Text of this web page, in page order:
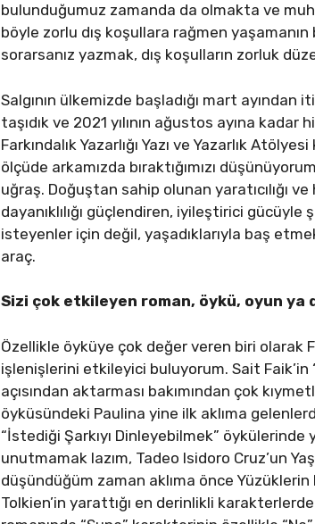
bulunduğumuz zamanda da olmakta ve
böyle zorlu dış koşullara rağmen
sorarsanız yazmak, dış koşulların zorluk
Salgının ülkemizde başladığı mart
taşıdık ve 2021 yılının ağustos ayına
Farkındalık Yazarlığı Yazı ve Yazarlık
ölçüde arkamızda bıraktığımızı
uğraş. Doğuştan sahip olunan yaratıcılığı
dayanıklılığı güçlendiren, iyileştirici
isteyenler için değil, yaşadıklarıyla baş
araç.
Sizi çok etkileyen roman, öykü, oyun
Özellikle öyküye çok değer veren biri olarak
işlenişlerini etkileyici buluyorum. Sait Faik’in
açısından aktarması bakımından çok
öyküsündeki Paulina yine ilk aklıma
“İstediği Şarkıyı Dinleyebilmek”
unutmamak lazım, Tadeo Isidoro Cruz’un
düşündüğüm zaman aklıma önce
Tolkien’in yarattığı en derinlikli